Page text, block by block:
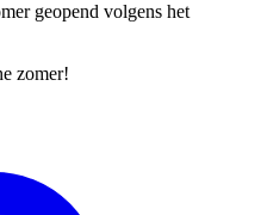
geopend volgens het
zomer!